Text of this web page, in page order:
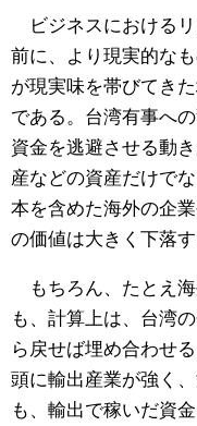
ビジネスにおける
前に、より現実的な
が現実味を帯びてき
である。台湾有事へ
資金を逃避させる動
産などの資産だけで
本を含めた海外の企
の価値は大きく下落す
もちろん、たとえ
も、計算上は、台湾
ら戻せば埋め合わせ
頭に輸出産業が強く
も、輸出で稼いだ資